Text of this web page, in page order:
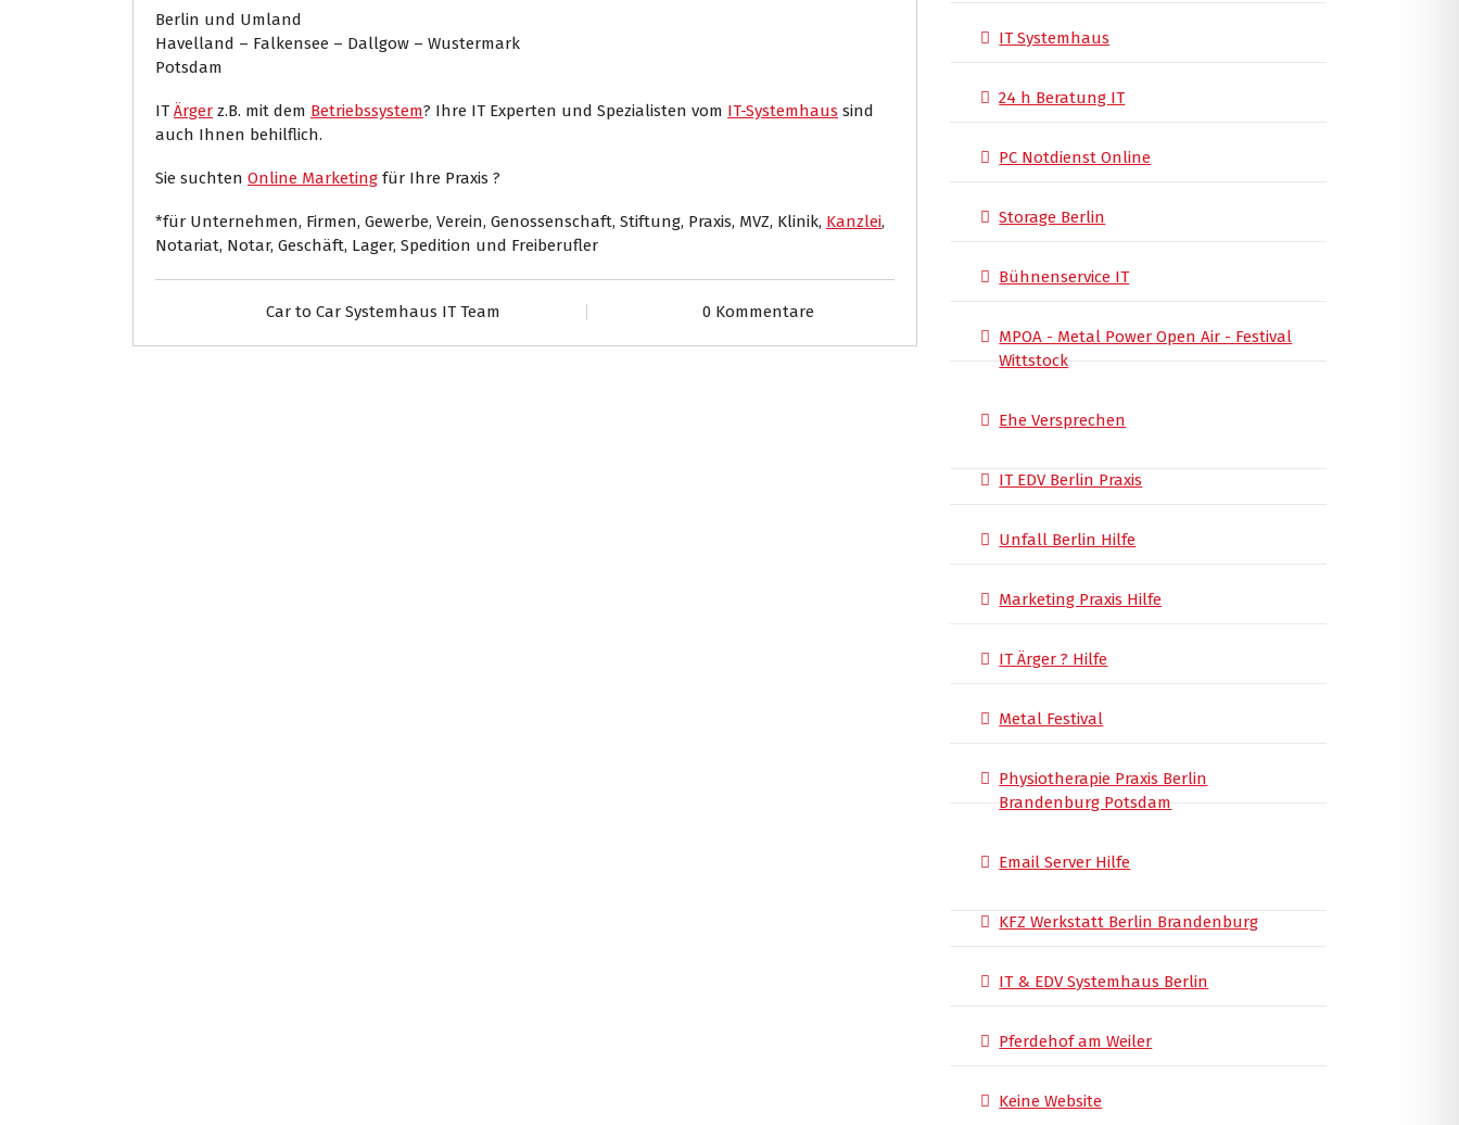
Berlin und Umland
Havelland – Falkensee – Dallgow – Wustermark
Potsdam
IT Ärger z.B. mit dem Betriebssystem? Ihre IT Experten und Spezialisten vom IT-Systemhaus sind
auch Ihnen behilflich.
Sie suchten Online Marketing für Ihre Praxis ?
*für Unternehmen, Firmen, Gewerbe, Verein, Genossenschaft, Stiftung, Praxis, MVZ, Klinik, Kanzlei,
Notariat, Notar, Geschäft, Lager, Spedition und Freiberufler
Car to Car Systemhaus IT Team 0 Kommentare
IT Systemhaus
24 h Beratung IT
PC Notdienst Online
Storage Berlin
Bühnenservice IT
MPOA - Metal Power Open Air - Festival
Wittstock
Ehe Versprechen
IT EDV Berlin Praxis
Unfall Berlin Hilfe
Marketing Praxis Hilfe
IT Ärger ? Hilfe
Metal Festival
Physiotherapie Praxis Berlin
Brandenburg Potsdam
Email Server Hilfe
KFZ Werkstatt Berlin Brandenburg
IT & EDV Systemhaus Berlin
Pferdehof am Weiler
Keine Website